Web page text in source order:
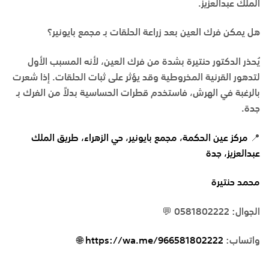
الملك عبدالعزيز.
هل يمكن فرك العين بعد زراعة الحلقات بـ مجمع بايونير؟
يُحذر الدكتور حنتيرة بشدة من فرك العين، لأنه المسبب الأول
لتدهور القرنية المخروطية وقد يؤثر على ثبات الحلقات. إذا شعرت
بالرغبة في الهرش، فاستخدم قطرات الحساسية بدلاً من الفرك بـ
جدة.
📍 مركز عين الحكمة، مجمع بايونير، حي الزهراء، طريق الملك
عبدالعزيز، جدة
محمد حنتيرة
الجوال: 0581802222 💬
واتساب: https://wa.me/966581802222 🌐